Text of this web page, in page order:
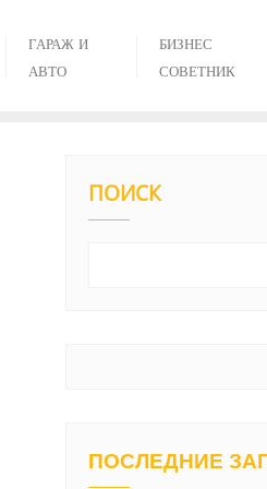
ГАРАЖ И
АВТО
БИЗНЕС
СОВЕТНИК
ПОИСК
ПОСЛЕДНИЕ